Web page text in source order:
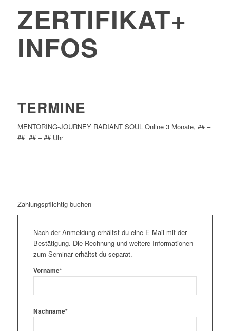
ZERTIFIKAT+
INFOS
TERMINE
MENTORING-JOURNEY RADIANT SOUL Online 3 Monate, ## –
## ## – ## Uhr
Zahlungspflichtig buchen
Nach der Anmeldung erhältst du eine E-Mail mit der
Bestätigung. Die Rechnung und weitere Informationen
zum Seminar erhältst du separat.
Vorname*
Nachname*